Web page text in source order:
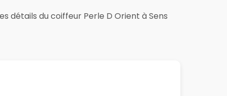
détails du coiffeur Perle D Orient à Sens